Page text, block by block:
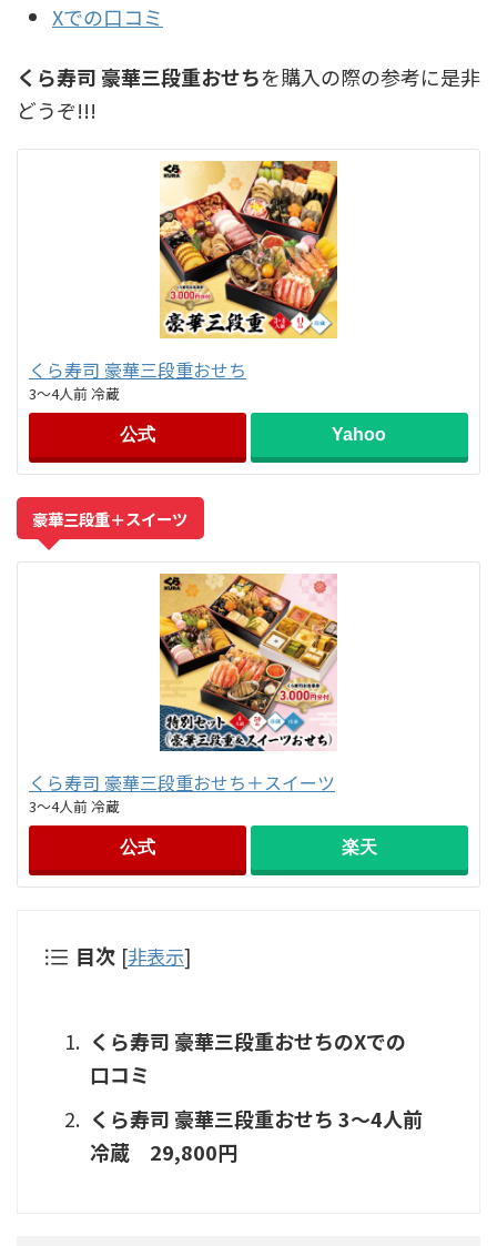
Xでの口コミ
くら寿司 豪華三段重おせちを購入の際の参考に是非
どうぞ!!!
くら寿司 豪華三段重おせち
3～4人前 冷蔵
公式 Yahoo
豪華三段重＋スイーツ
くら寿司 豪華三段重おせち＋スイーツ
3～4人前 冷蔵
公式 楽天
目次 [非表示]
くら寿司 豪華三段重おせちのXでの
口コミ
くら寿司 豪華三段重おせち 3～4人前
冷蔵 29,800円